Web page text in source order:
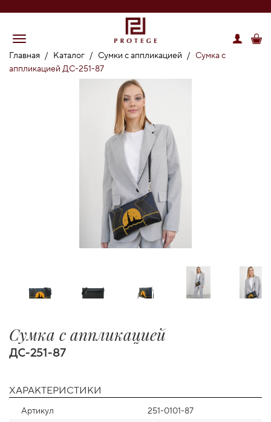
Главная / Каталог / Сумки с аппликацией / Сумка с
аппликацией ДС-251-87
Сумка с аппликацией
ДС-251-87
ХАРАКТЕРИСТИКИ
Артикул
251-0101-87